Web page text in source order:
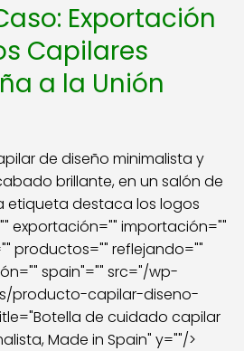
Exportación
Capilares
a la Unión
exportación="" importación=""
productos="" reflejando=""
spain"="" src="/wp-
producto-capilar-diseno-
de cuidado capilar
Made in Spain" y=""/>